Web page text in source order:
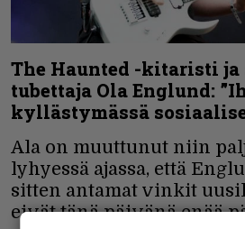
The Haunted -kitaristi
tubettaja Ola Englund:
kyllästymässä
Ala on muuttunut niin
lyhyessä ajassa, että
sitten antamat vinkit
eivät tänä päivänä enää